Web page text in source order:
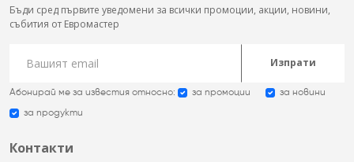
Бъди сред първите уведомени за всички промоции, акции, новини,
събития от Евромастер
Изпрати
Абонирай ме за известия относно: за промоции за новини
за продукти
Контакти